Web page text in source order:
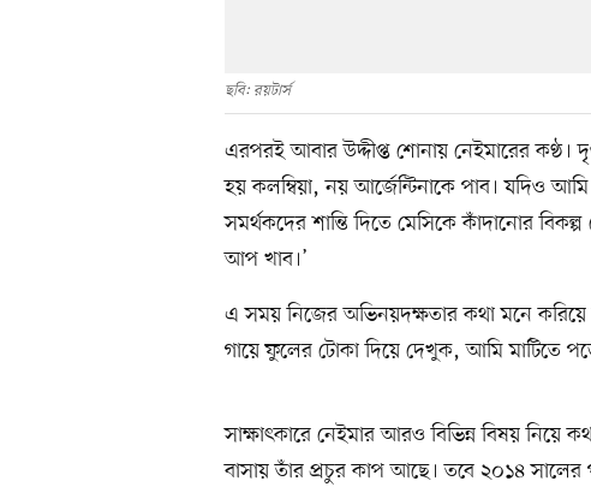
ছবি: রয়টার্স
এরপরই আবার উদ্দীপ্ত শোনায় নেইমারের কণ্ঠ।
হয় কলম্বিয়া, নয় আর্জেন্টিনাকে পাব। যদিও
সমর্থকদের শান্তি দিতে মেসিকে কাঁদানোর
আপ খাব।’
এ সময় নিজের অভিনয়দক্ষতার কথা মনে করিয়ে
গায়ে ফুলের টোকা দিয়ে দেখুক, আমি মাটিতে
সাক্ষাৎকারে নেইমার আরও বিভিন্ন বিষয় নিয়ে
বাসায় তাঁর প্রচুর কাপ আছে। তবে ২০১৪